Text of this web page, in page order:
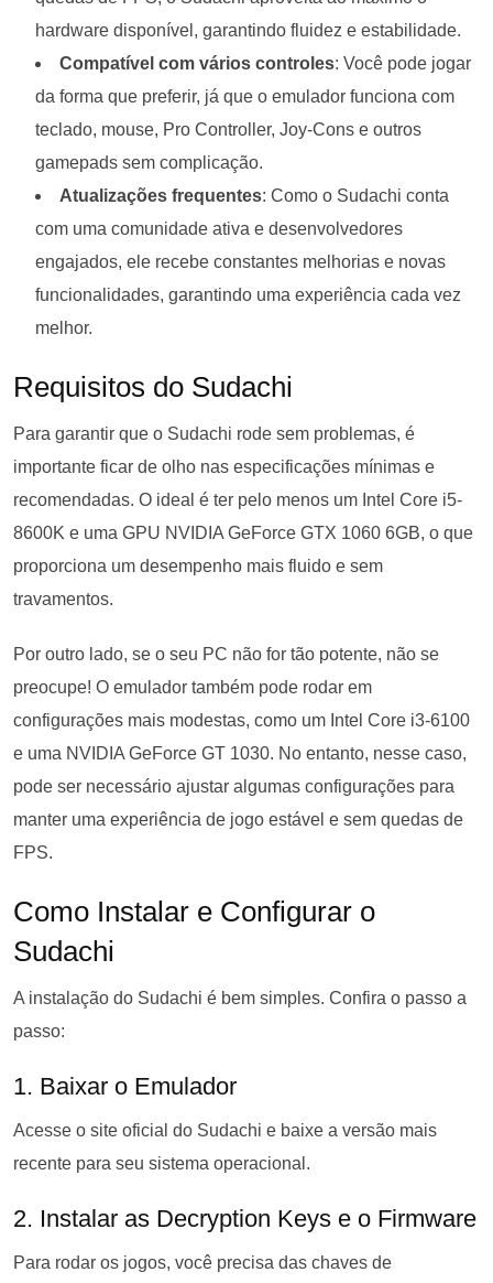
hardware disponível, garantindo fluidez e estabilidade.
Compatível com vários controles: Você pode jogar
da forma que preferir, já que o emulador funciona com
teclado, mouse, Pro Controller, Joy-Cons e outros
gamepads sem complicação.
Atualizações frequentes: Como o Sudachi conta
com uma comunidade ativa e desenvolvedores
engajados, ele recebe constantes melhorias e novas
funcionalidades, garantindo uma experiência cada vez
melhor.
Requisitos do Sudachi
Para garantir que o Sudachi rode sem problemas, é
importante ficar de olho nas especificações mínimas e
recomendadas. O ideal é ter pelo menos um Intel Core i5-
8600K e uma GPU NVIDIA GeForce GTX 1060 6GB, o que
proporciona um desempenho mais fluido e sem
travamentos.
Por outro lado, se o seu PC não for tão potente, não se
preocupe! O emulador também pode rodar em
configurações mais modestas, como um Intel Core i3-6100
e uma NVIDIA GeForce GT 1030. No entanto, nesse caso,
pode ser necessário ajustar algumas configurações para
manter uma experiência de jogo estável e sem quedas de
FPS.
Como Instalar e Configurar o
Sudachi
A instalação do Sudachi é bem simples. Confira o passo a
passo:
1. Baixar o Emulador
Acesse o site oficial do Sudachi e baixe a versão mais
recente para seu sistema operacional.
2. Instalar as Decryption Keys e o Firmware
Para rodar os jogos, você precisa das chaves de